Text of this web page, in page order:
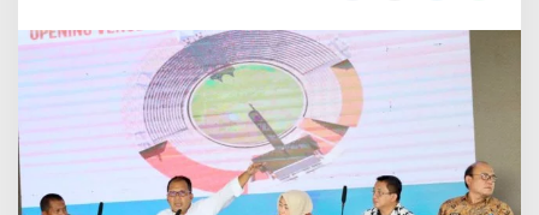
n
t
o
,
M
e
n
p